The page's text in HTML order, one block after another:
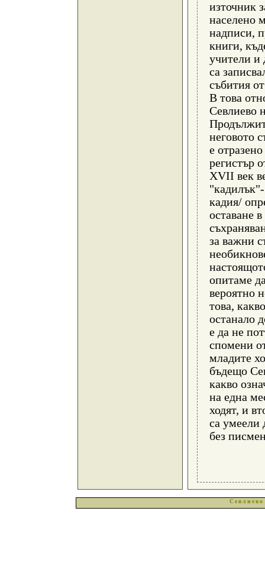
източник
населено
надписи,
книги,
учители и
са
събития
В това
Севлиево
неговото
е
регистър
XVII век
кадия/
оставане
за важни
опитаме
вероятно
това,
останало
е да не
спомени
младите
бъдещо
какво
на една
ходят, и
са умеели
без